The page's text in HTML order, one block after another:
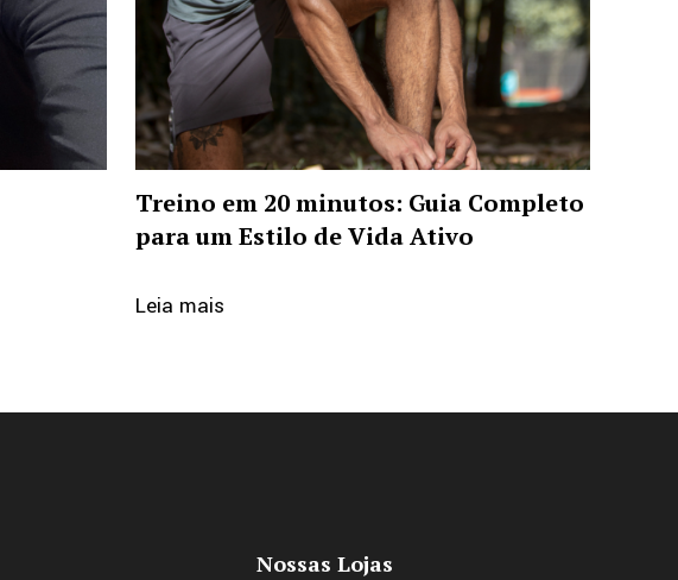
Treino em 20 minutos: Guia Completo
para um Estilo de Vida Ativo
Leia mais
Nossas Lojas